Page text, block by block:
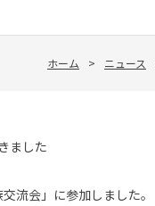
ホーム > ニュース
ました
流会」に参加しました。